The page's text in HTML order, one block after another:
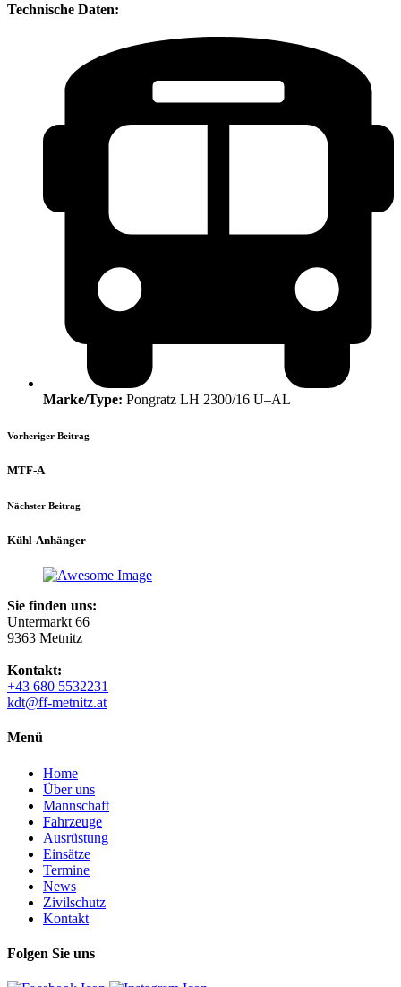
Technische Daten:
Marke/Type: Pongratz LH 2300/16 U–AL
Vorheriger Beitrag
MTF-A
Nächster Beitrag
Kühl-Anhänger
Sie finden uns:
Untermarkt 66
9363 Metnitz
Kontakt:
+43 680 5532231
kdt@ff-metnitz.at
Menü
Home
Über uns
Mannschaft
Fahrzeuge
Ausrüstung
Einsätze
Termine
News
Zivilschutz
Kontakt
Folgen Sie uns